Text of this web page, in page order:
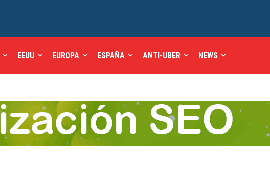
EEUU EUROPA ESPAÑA ANTI-UBER NEWS